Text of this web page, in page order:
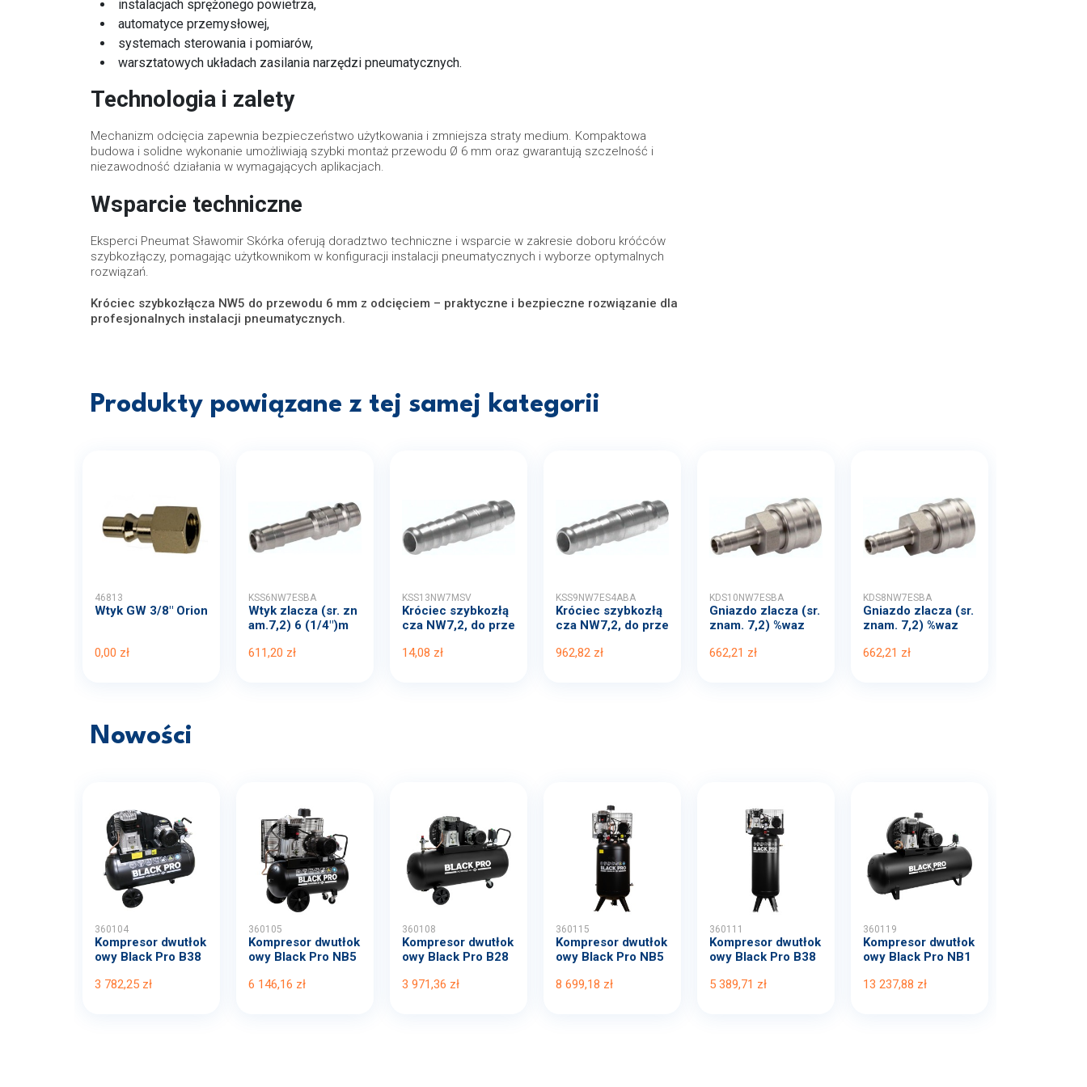
instalacjach sprężonego powietrza,
automatyce przemysłowej,
systemach sterowania i pomiarów,
warsztatowych układach zasilania narzędzi pneumatycznych.
Technologia i zalety
Mechanizm odcięcia zapewnia bezpieczeństwo użytkowania i zmniejsza straty medium. Kompaktowa
budowa i solidne wykonanie umożliwiają szybki montaż przewodu Ø 6 mm oraz gwarantują szczelność i
niezawodność działania w wymagających aplikacjach.
Wsparcie techniczne
Eksperci Pneumat Sławomir Skórka oferują doradztwo techniczne i wsparcie w zakresie doboru króćców
szybkozłączy, pomagając użytkownikom w konfiguracji instalacji pneumatycznych i wyborze optymalnych
rozwiązań.
Króciec szybkozłącza NW5 do przewodu 6 mm z odcięciem – praktyczne i bezpieczne rozwiązanie dla
profesjonalnych instalacji pneumatycznych.
Produkty powiązane z tej samej kategorii
46813
Wtyk GW 3/8" Orion
0,00 zł
KSS6NW7ESBA
Wtyk zlacza (sr. zn
am.7,2) 6 (1/4")m
611,20 zł
KSS13NW7MSV
Króciec szybkozłą
cza NW7,2, do prze
14,08 zł
KSS9NW7ES4ABA
Króciec szybkozłą
cza NW7,2, do prze
962,82 zł
KDS10NW7ESBA
Gniazdo zlacza (sr.
znam. 7,2) %waz
662,21 zł
KDS8NW7ESBA
Gniazdo zlacza (sr.
znam. 7,2) %waz
662,21 zł
Nowości
360104
Kompresor dwutłok
owy Black Pro B38
3 782,25 zł
360105
Kompresor dwutłok
owy Black Pro NB5
6 146,16 zł
360108
Kompresor dwutłok
owy Black Pro B28
3 971,36 zł
360115
Kompresor dwutłok
owy Black Pro NB5
8 699,18 zł
360111
Kompresor dwutłok
owy Black Pro B38
5 389,71 zł
360119
Kompresor dwutłok
owy Black Pro NB1
13 237,88 zł